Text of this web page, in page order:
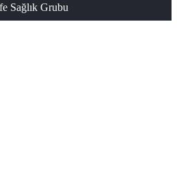
Sağlık Grubu